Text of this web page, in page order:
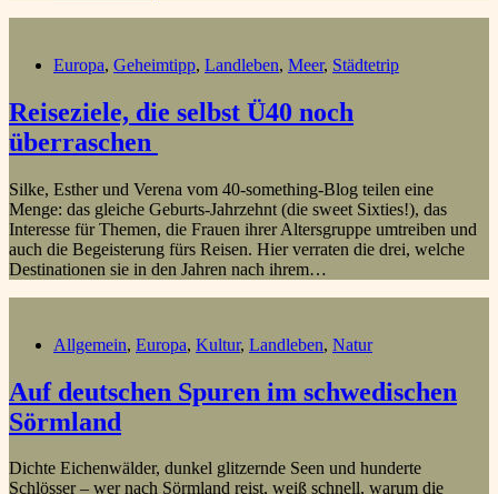
Europa, Geheimtipp, Landleben, Meer, Städtetrip
Reiseziele, die selbst Ü40 noch
überraschen
Silke, Esther und Verena vom 40-something-Blog teilen eine
Menge: das gleiche Geburts-Jahrzehnt (die sweet Sixties!), das
Interesse für Themen, die Frauen ihrer Altersgruppe umtreiben und
auch die Begeisterung fürs Reisen. Hier verraten die drei, welche
Destinationen sie in den Jahren nach ihrem…
Allgemein, Europa, Kultur, Landleben, Natur
Auf deutschen Spuren im schwedischen
Sörmland
Dichte Eichenwälder, dunkel glitzernde Seen und hunderte
Schlösser – wer nach Sörmland reist, weiß schnell, warum die